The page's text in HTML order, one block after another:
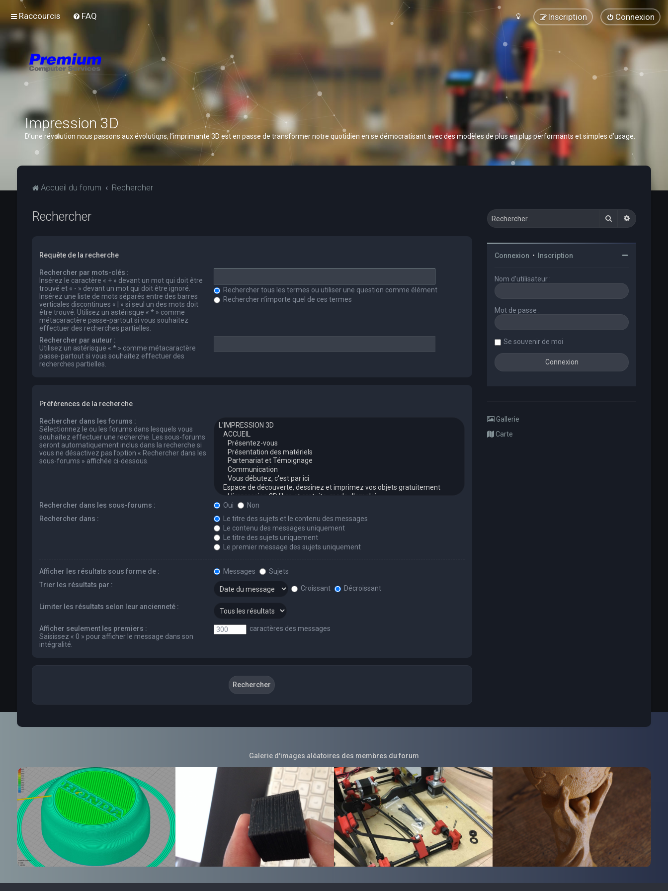
Raccourcis FAQ Connexion
Inscription
Impression 3D
D’une révolution nous passons aux évolutions, l’imprimante 3D est en passe de transformer notre quotidien en se démocratisant avec des modèles de plus en plus performants et simples d’usage.
Accueil du forum Rechercher
Rechercher
Requête de la recherche
Rechercher par mots-clés :
Insérez le caractère « + » devant un mot qui doit être
trouvé et « - » devant un mot qui doit être ignoré.
Insérez une liste de mots séparés entre des barres
verticales discontinues « | » si seul un des mots doit
être trouvé. Utilisez un astérisque « * » comme
métacaractère passe-partout si vous souhaitez
effectuer des recherches partielles.
Rechercher tous les termes ou utiliser une question comme élément
Rechercher n’importe quel de ces termes
Rechercher par auteur :
Utilisez un astérisque « * » comme métacaractère
passe-partout si vous souhaitez effectuer des
recherches partielles.
Préférences de la recherche
Rechercher dans les forums :
Sélectionnez le ou les forums dans lesquels vous
souhaitez effectuer une recherche. Les sous-forums
seront automatiquement inclus dans la recherche si
vous ne désactivez pas l’option « Rechercher dans les
sous-forums » affichée ci-dessous.
Rechercher dans les sous-forums : Oui
Non
Rechercher dans :
Le titre des sujets et le contenu des messages
Le contenu des messages uniquement
Le titre des sujets uniquement
Le premier message des sujets uniquement
Afficher les résultats sous forme de : Messages
Sujets
Trier les résultats par :
Croissant Décroissant
Limiter les résultats selon leur ancienneté :
Afficher seulement les premiers :
Saisissez « 0 » pour afficher le message dans son
intégralité.
caractères des messages
Rechercher
Connexion • Inscription
Nom d’utilisateur :
Mot de passe :
Se souvenir de moi
Gallerie
Carte
Galerie d'images aléatoires des membres du forum